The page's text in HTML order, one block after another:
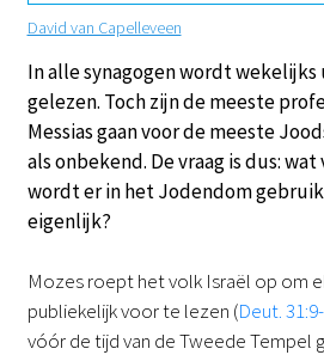
David van Capelleveen
In alle synagogen wordt wekelijks
gelezen. Toch zijn de meeste
Messias gaan voor de meeste
als onbekend. De vraag is dus:
wordt er in het Jodendom
eigenlijk?
Mozes roept het volk Israël op om
publiekelijk voor te lezen (Deut.
vóór de tijd van de Tweede Tempel